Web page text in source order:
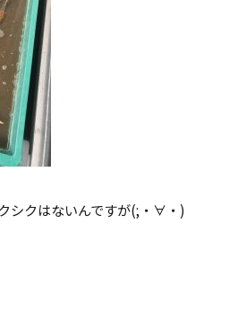
シクはないんですが(;・∀・)